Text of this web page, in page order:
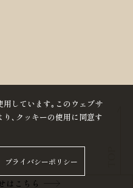
クパック
ー
はこちら
しています｡このウェブサ
､クッキーの使用に同意す
プライバシーポリシー